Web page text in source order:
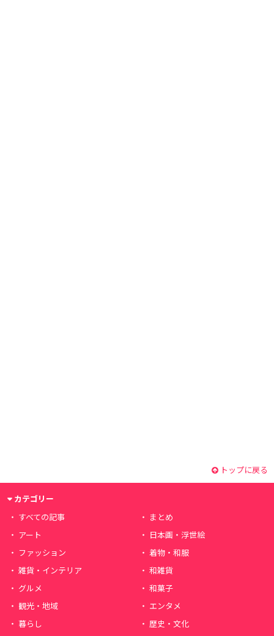
トップに戻る
カテゴリー
すべての記事
まとめ
アート
日本画・浮世絵
ファッション
着物・和服
雑貨・インテリア
和雑貨
グルメ
和菓子
観光・地域
エンタメ
暮らし
歴史・文化